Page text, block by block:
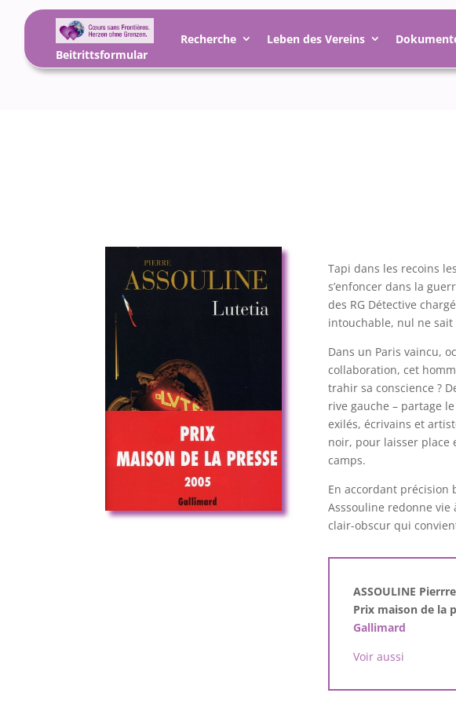
Recherche Leben des Vereins
Beitrittsformular
Tapi dans les recoins
s’enfoncer dans la
des RG Détective
intouchable, nul ne sait
Dans un Paris vaincu,
collaboration, cet
trahir sa conscience ?
rive gauche – partage
exilés, écrivains et
noir, pour laisser place
camps.
En accordant précision
Asssouline redonne
clair-obscur qui
ASSOULINE Pierrre
Prix maison de la
Gallimard
Voir aussi